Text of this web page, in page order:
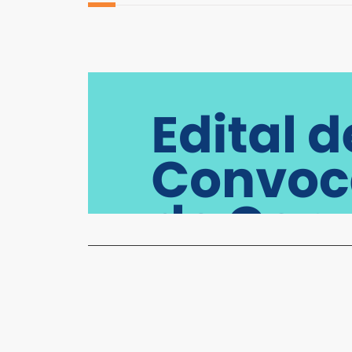
Edital de
Redação
A
acordo
Read More…